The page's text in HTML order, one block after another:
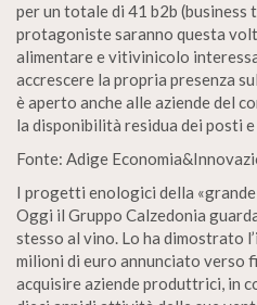
per un totale di 41 b2b (business
protagoniste saranno questa
alimentare e vitivinicolo
accrescere la propria presenza
è aperto anche alle aziende del
la disponibilità residua dei posti
Fonte: Adige
I progetti enologici della «grande
Oggi il Gruppo Calzedonia
stesso al vino. Lo ha dimostrato
milioni di euro annunciato verso
acquisire aziende produttrici, in